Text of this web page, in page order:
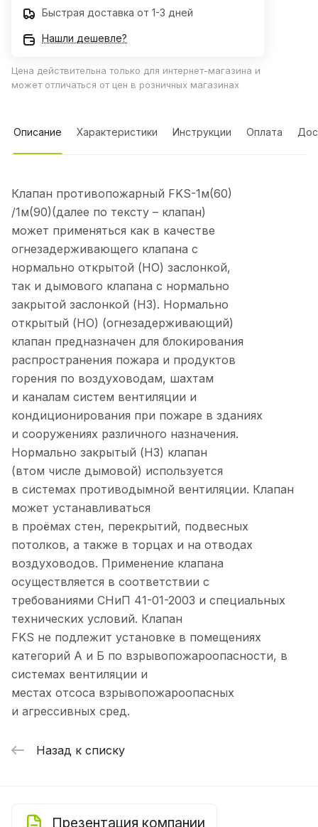
Быстрая доставка от 1-3 дней
Нашли дешевле?
Цена действительна только для интернет-магазина и
может отличаться от цен в розничных магазинах
Описание Характеристики Инструкции Оплата
Клапан противопожарный FKS-1м(60)
/1м(90)(далее по тексту – клапан)
может применяться как в качестве
огнезадерживающего клапана с
нормально открытой (НО) заслонкой,
так и дымового клапана с нормально
закрытой заслонкой (НЗ). Нормально
открытый (НО) (огнезадерживающий)
клапан предназначен для блокирования
распространения пожара и продуктов
горения по воздуховодам, шахтам
и каналам систем вентиляции и
кондиционирования при пожаре в зданиях
и сооружениях различного назначения.
Нормально закрытый (НЗ) клапан
(втом числе дымовой) используется
в системах противодымной вентиляции. Клапан
может устанавливаться
в проёмах стен, перекрытий, подвесных
потолков, а также в торцах и на отводах
воздуховодов. Применение клапана
осуществляется в соответствии с
требованиями СНиП 41-01-2003 и специальных
технических условий. Клапан
FKS не подлежит установке в помещениях
категорий А и Б по взрывопожароопасности, в
системах вентиляции и
местах отсоса взрывопожароопасных
и агрессивных сред.
Назад к списку
Презентация компании